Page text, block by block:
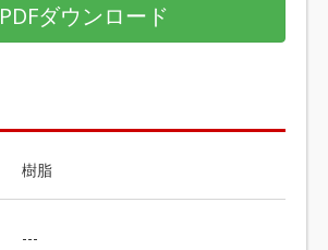
PDFダウンロード
樹脂
---